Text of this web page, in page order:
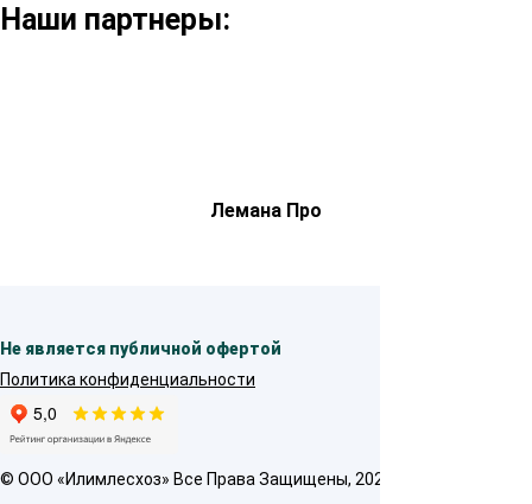
Наши партнеры:
Лемана Про
Не является публичной офертой
Политика конфиденциальности
© OOO «Илимлесхоз» Все Права Защищены, 2026